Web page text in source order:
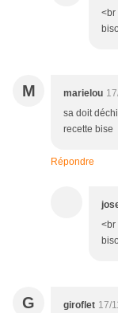
<br
M marielou
sa doit
recette bise
Répondre
<br
G giroflet 17/